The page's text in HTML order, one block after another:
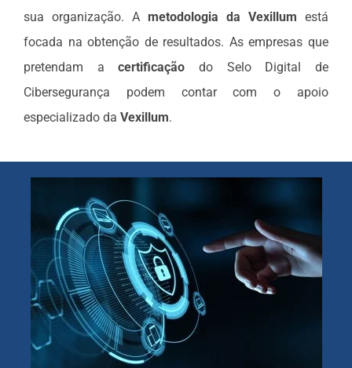
sua organização. A metodologia da Vexillum está
focada na obtenção de resultados. As empresas que
pretendam acertificação do Selo Digital de
Cibersegurança podem contar com o apoio
especializado da Vexillum.